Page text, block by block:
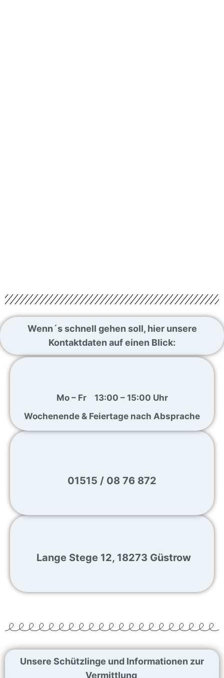
Wenn´s schnell gehen soll, hier unsere
Kontaktdaten auf einen Blick:
Lange Stege 12, 18273 Güstrow
01515 / 08 76 872
Mo – Fr 13:00 – 15:00 Uhr
Wochenende & Feiertage nach Absprache
Unsere Schützlinge und Informationen zur
Vermittlung